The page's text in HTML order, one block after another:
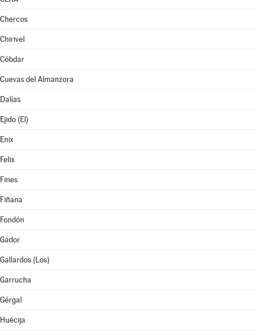
Chercos
Chirivel
Cóbdar
Cuevas del Almanzora
Dalías
Ejido (El)
Enix
Felix
Fines
Fiñana
Fondón
Gádor
Gallardos (Los)
Garrucha
Gérgal
Huécija